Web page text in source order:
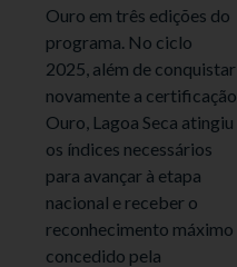
Ouro em três edições do
programa. No ciclo
2025, além de conquistar
novamente a certificação
Ouro, Lagoa Seca atingiu
os índices necessários
para avançar à etapa
nacional e receber o
reconhecimento máximo
concedido pela